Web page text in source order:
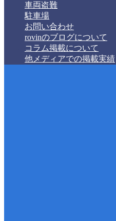
車両盗難
駐車場
お問い合わせ
rovinのブログについて
コラム掲載について
他メディアでの掲載実績